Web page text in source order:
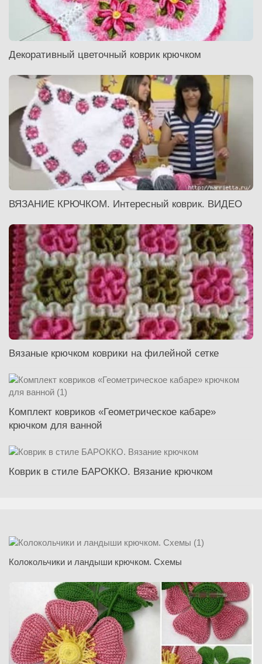
Декоративный цветочный коврик крючком
ВЯЗАНИЕ КРЮЧКОМ. Интересный коврик. ВИДЕО
Вязаные крючком коврики на филейной сетке
Комплект ковриков «Геометрическое кабаре»
крючком для ванной
Коврик в стиле БАРОККО. Вязание крючком
Колокольчики и ландыши крючком. Схемы